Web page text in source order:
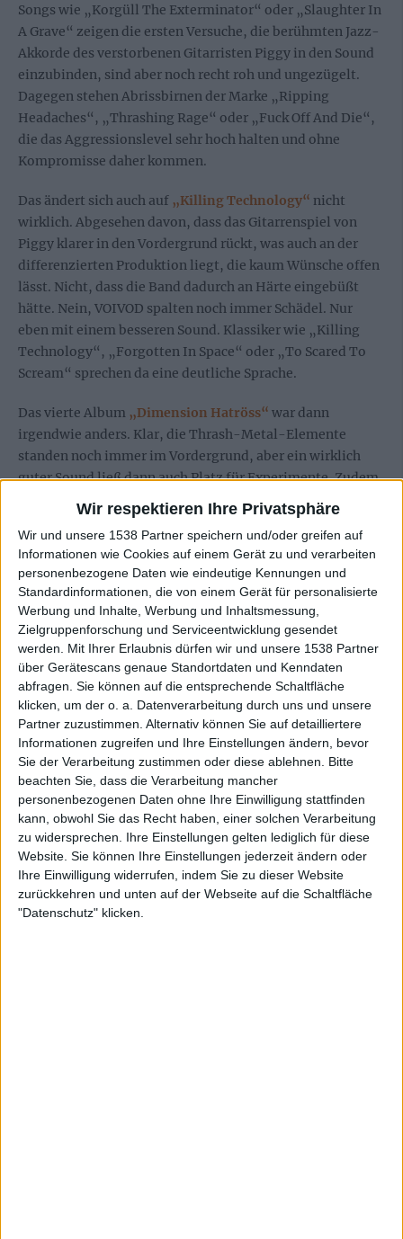
Wir respektieren Ihre Privatsphäre
Wir und unsere 1538 Partner speichern und/oder greifen auf
Informationen wie Cookies auf einem Gerät zu und verarbeiten
personenbezogene Daten wie eindeutige Kennungen und
Standardinformationen, die von einem Gerät für personalisierte
Werbung und Inhalte, Werbung und Inhaltsmessung,
Zielgruppenforschung und Serviceentwicklung gesendet
werden.
Mit Ihrer Erlaubnis dürfen wir und unsere 1538 Partner
über Gerätescans genaue Standortdaten und Kenndaten
abfragen. Sie können auf die entsprechende Schaltfläche
klicken, um der o. a. Datenverarbeitung durch uns und unsere
Partner zuzustimmen. Alternativ können Sie auf detailliertere
Informationen zugreifen und Ihre Einstellungen ändern, bevor
Sie der Verarbeitung zustimmen oder diese ablehnen.
Bitte
beachten Sie, dass die Verarbeitung mancher
personenbezogenen Daten ohne Ihre Einwilligung stattfinden
kann, obwohl Sie das Recht haben, einer solchen Verarbeitung
zu widersprechen. Ihre Einstellungen gelten lediglich für diese
Website. Sie können Ihre Einstellungen jederzeit ändern oder
Ihre Einwilligung widerrufen, indem Sie zu dieser Website
zurückkehren und unten auf der Webseite auf die Schaltfläche
"Datenschutz" klicken.
Songs wie „Korgüll The Exterminator“ oder „Slaughter In
A Grave“ zeigen die ersten Versuche, die berühmten Jazz-
Akkorde des verstorbenen Gitarristen Piggy in den Sound
einzubinden, sind aber noch recht roh und ungezügelt.
Dagegen stehen Abrissbirnen der Marke „Ripping
Headaches“, „Thrashing Rage“ oder „Fuck Off And Die“,
die das Aggressionslevel sehr hoch halten und ohne
Kompromisse daher kommen.
Das ändert sich auch auf „Killing Technology“ nicht
wirklich. Abgesehen davon, dass das Gitarrenspiel von
Piggy klarer in den Vordergrund rückt, was auch an der
differenzierten Produktion liegt, die kaum Wünsche offen
lässt. Nicht, dass die Band dadurch an Härte eingebüßt
hätte. Nein, VOIVOD spalten noch immer Schädel. Nur
eben mit einem besseren Sound. Klassiker wie „Killing
Technology“, „Forgotten In Space“ oder „To Scared To
Scream“ sprechen da eine deutliche Sprache.
Das vierte Album „Dimension Hatröss“ war dann
irgendwie anders. Klar, die Thrash-Metal-Elemente
standen noch immer im Vordergrund, aber ein wirklich
guter Sound ließ dann auch Platz für Experimente. Zudem
entdeckten VOIVOD Melodien für sich. Songs wie „Tribal
Convictions“, „Chaosmöngers“ oder auch „Cosmic
Drama“ sind für VOIVOD-Verhältnisse schon fast
kommerziell, ohne dabei Zugeständnisse an irgendwelche
Trends oder ähnliches zu machen. Das würde auch nicht zu
der Band passen. An dieser Stelle kann man auf die CD mit
den Demos verweisen, denn hier kann man gut hören,
welche Melodien und Riffs Produzent Harris Johns im
Nachgang noch verfeinert hat. Insgesamt ist die CD
eigentlich nur etwas für Alles-Sammler, da der Sound der
Demos schon sehr speziell ist. Demos aus den Achtzigern
halt. Wie auch immer: Harris Johns hat den Sound der
Jungs schön gerade gerückt, sodass eines der besten Alben
von VOIVOD entstanden ist.
Das Bonusmaterial von „Forgotten In Space“
Das ist jetzt nur ein kurzer Abriss über die ersten Alben. Da
es sich hier um ein Boxset handelt, werde ich nun auf das
Bonusmaterial eingehen. Da wäre zunächst die vergriffene